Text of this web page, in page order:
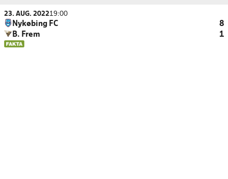
23. AUG. 202219:00
Nykøbing FC
8
B. Frem
1